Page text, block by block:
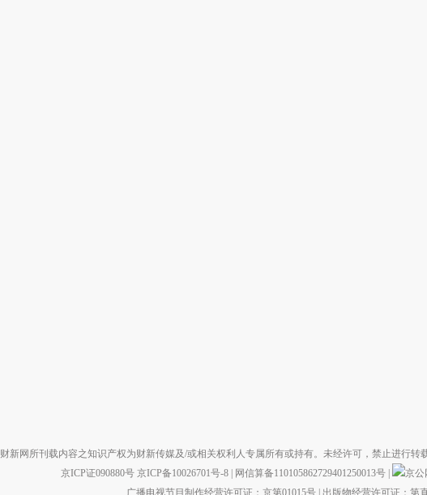
财新网所刊载内容之知识产权为财新传媒及/或相关权利人专属所有或持有。未经许可，禁止进行转
京ICP证090880号 京ICP备10026701号-8 网信算备110105862729401250013号
京公
广播电视节目制作经营许可证：京第01015号 出版物经营许可证：第